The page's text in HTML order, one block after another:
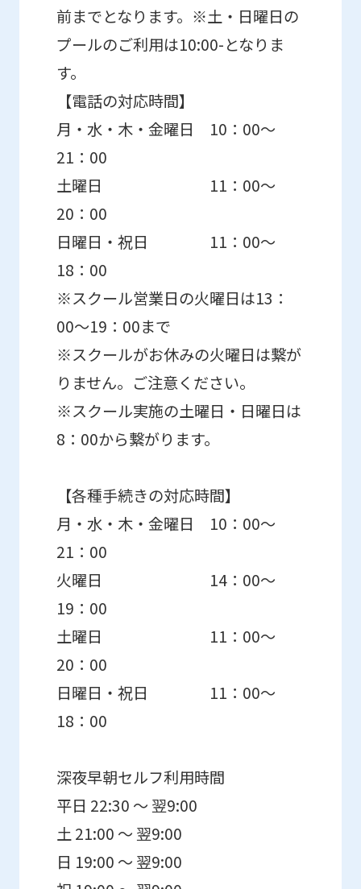
前までとなります。※土・日曜日の
プールのご利用は10:00-となりま
す。
【電話の対応時間】
月・水・木・金曜日 10：00～
21：00
土曜日 11：00～
20：00
日曜日・祝日 11：00～
18：00
※スクール営業日の火曜日は13：
00～19：00まで
※スクールがお休みの火曜日は繋が
りません。ご注意ください。
※スクール実施の土曜日・日曜日は
8：00から繋がります。
【各種手続きの対応時間】
月・水・木・金曜日 10：00～
21：00
火曜日 14：00～
19：00
土曜日 11：00～
20：00
日曜日・祝日 11：00～
18：00
深夜早朝セルフ利用時間
平日 22:30 ～ 翌9:00
土 21:00 ～ 翌9:00
日 19:00 ～ 翌9:00